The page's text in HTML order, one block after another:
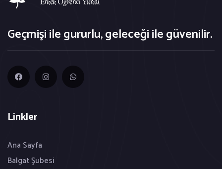
Geçmişi ile gururlu, geleceği ile güvenilir.
Linkler
Ana Sayfa
Balgat Şubesi